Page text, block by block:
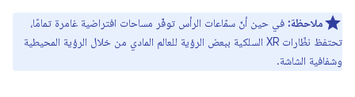
ملاحظة: في حين أنّ سمّاعات الرأس توفّر مساحات افتراضية غامرة تمامًا،
تحتفظ نظّارات XR السلكية ببعض الرؤية للعالم المادي من خلال الرؤية المحيطية
وشفافية الشاشة.